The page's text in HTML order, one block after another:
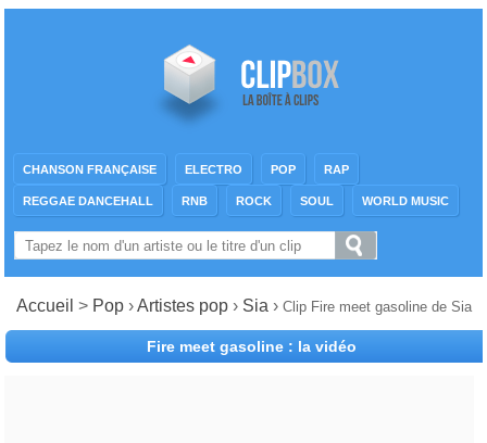
CHANSON FRANÇAISE ELECTRO POP RAP
REGGAE DANCEHALL RNB ROCK SOUL WORLD MUSIC
Accueil > Pop ›Artistes pop› Sia › Clip Fire meet gasoline de Sia
Fire meet gasoline : la vidéo